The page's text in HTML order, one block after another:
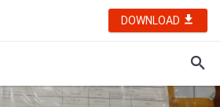
DOWNLOAD